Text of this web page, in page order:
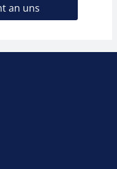
an uns